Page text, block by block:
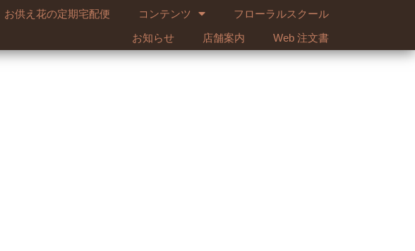
お供え花の定期宅配便 コンテンツ
フローラルスクール
お知らせ
店舗案内 Web 注文書